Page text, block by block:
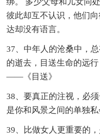
彼此却互不认识，他们
达却没有语言。
37、中年人的沧桑中，
的逝去，目送生命的远
——《目送》
38、要真正的注视，必
是你和风景之间的单独
39、比做女人更重要的